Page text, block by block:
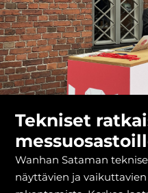
Tekniset
Wanhan Sataman
näyttävien ja